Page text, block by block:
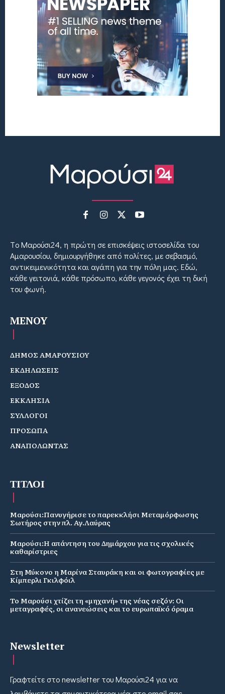
Tο Μαρούσι24, η πρώτη σε επισκέψεις ιστοσελίδα του
Αμαρουσίου, δημιουργήθηκε από πολίτες, με σεβασμό,
αντικειμενικότητα και αγάπη για την πόλη μας. Εδώ,
κάθε γειτονιά, κάθε πρόσωπο, κάθε γεγονός έχει τη δική
του φωνή.
MENOY
ΔΗΜΟΣ ΑΜΑΡΟΥΣΙΟΥ
ΕΚΔΗΛΩΣΕΙΣ
ΕΞΟΔΟΣ
ΕΚΚΛΗΣΙΑ
ΣΥΛΛΟΓΟΙ
ΠΡΟΣΩΠΑ
ΑΝΑΠΟΛΩΝΤΑΣ
ΤΙΤΛΟΙ
Μαρούσι:Πανυγήρισε το παρεκκλήσι Μεταμόρφωσης
Σωτήρος στην πλ. Αγ.Λαύρας
Μαρούσι:Η απάντηση του Δημάρχου για τις σχολικές
καθαρίστριες
Στη Μύκονο η Μαρίνα Σταυράκη και οι φωτογραφίες με
Κίμπερλι Γκιλφόιλ
Το Μαρούσι χτίζει τη «μηχανή» της νέας σεζόν: Οι
μεταγραφές, οι ανανεώσεις και το ευρωπαϊκό όραμα
Newsletter
Γραφτείτε στο newsletter του Μαρούσι24 για να